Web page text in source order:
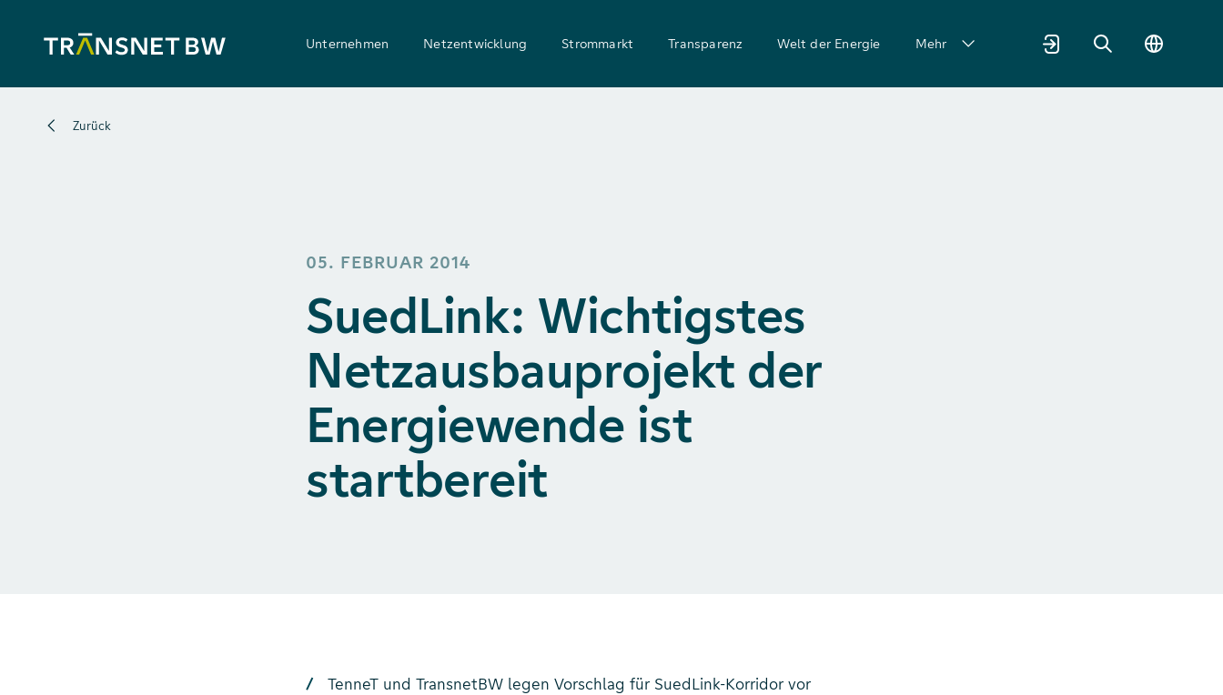
Unternehmen Netzentwicklung Strommarkt Transparenz Welt der Energie Mehr
Zurück
05. FEBRUAR 2014
SuedLink: Wichtigstes
Netzausbauprojekt der
Energiewende ist
startbereit
TenneT und TransnetBW legen Vorschlag für SuedLink-Korridor vor